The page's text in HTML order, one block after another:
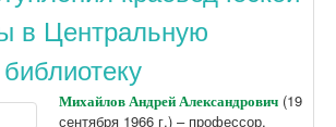
в Центральную
Михайлов Андрей Александрович (19
сентября 1966 г.) – профессор,